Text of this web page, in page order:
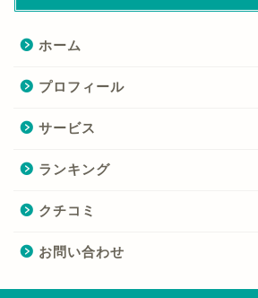
ホーム
プロフィール
サービス
ランキング
クチコミ
お問い合わせ